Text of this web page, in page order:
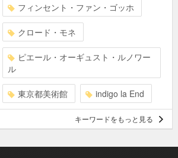
フィンセント・ファン・ゴッホ
クロード・モネ
ピエール・オーギュスト・ルノワー
ル
東京都美術館 indigo la End
キーワードをもっと見る